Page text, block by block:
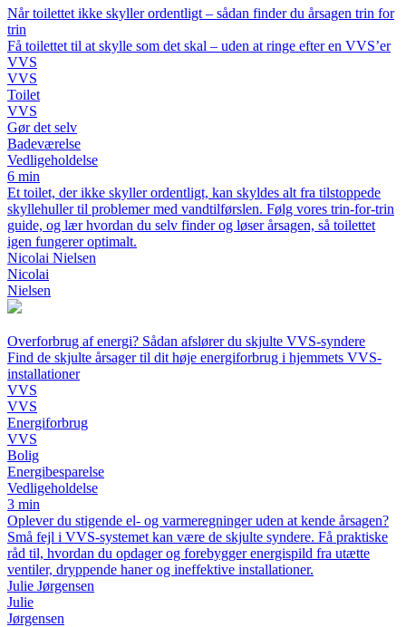
Når toilettet ikke skyller ordentligt – sådan finder du årsagen trin for
trin
Få toilettet til at skylle som det skal – uden at ringe efter en VVS’er
VVS
VVS
Toilet
VVS
Gør det selv
Badeværelse
Vedligeholdelse
6 min
Et toilet, der ikke skyller ordentligt, kan skyldes alt fra tilstoppede
skyllehuller til problemer med vandtilførslen. Følg vores trin-for-trin
guide, og lær hvordan du selv finder og løser årsagen, så toilettet
igen fungerer optimalt.
Nicolai Nielsen
Nicolai
Nielsen
Overforbrug af energi? Sådan afslører du skjulte VVS-syndere
Find de skjulte årsager til dit høje energiforbrug i hjemmets VVS-
installationer
VVS
VVS
Energiforbrug
VVS
Bolig
Energibesparelse
Vedligeholdelse
3 min
Oplever du stigende el- og varmeregninger uden at kende årsagen?
Små fejl i VVS-systemet kan være de skjulte syndere. Få praktiske
råd til, hvordan du opdager og forebygger energispild fra utætte
ventiler, dryppende haner og ineffektive installationer.
Julie Jørgensen
Julie
Jørgensen